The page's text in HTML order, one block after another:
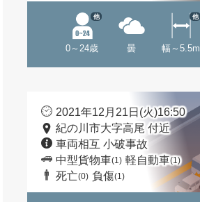
0～24歳
他
曇 幅～5.5m
他
2021年12月21日(火)16:50
紀の川市大字高尾 付近
車両相互 小破事故
中型貨物車(1) 軽自動車(1)
死亡(0) 負傷(1)